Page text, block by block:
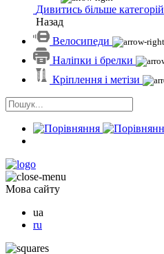
Дивитись більше категорій
Назад
Велосипеди
Наліпки і брелки
Кріплення і метізи
Мова сайту
ua
ru